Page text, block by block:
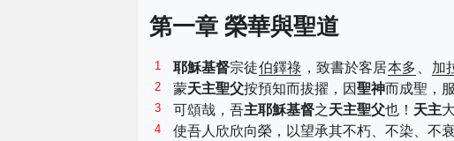
第一章 榮華與聖道
1 耶穌基督宗徒伯鐸祿 ，致書於客居本多 加
2 蒙天主聖父按預知而拔擢，因聖神而成聖，
3 可頌哉，吾主耶穌基督之天主聖父也！ 天主
4 使吾人欣欣向榮，以望承其不朽、不染、不